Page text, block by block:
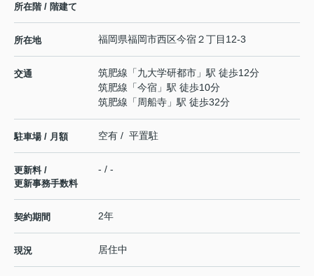
所在階 / 階建て
所在地 福岡県福岡市西区今宿２丁目12-3
交通 筑肥線 「九大学研都市 」駅 徒歩12分
筑肥線 「今宿 」駅 徒歩10分
筑肥線 「 周船寺 」駅 徒歩32分
駐車場 / 月額 空有 / 平置駐
更新料 /
更新事務手数料
- / -
契約期間 2年
現況 居住中